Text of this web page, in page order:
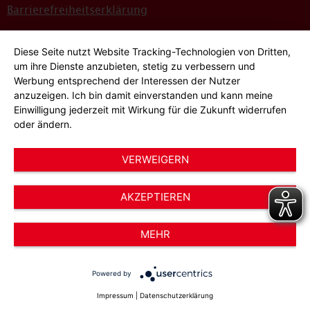
Barrierefreiheitserklärung
Bildnachweise
Hinweisgeber*innensystem
Cookie-Einstellungen
© 2026 AWO Düsseldorf – Arbeiterwohlfahrt e.V.
Diese Seite nutzt Website Tracking-Technologien von Dritten,
um ihre Dienste anzubieten, stetig zu verbessern und
Werbung entsprechend der Interessen der Nutzer
anzuzeigen. Ich bin damit einverstanden und kann meine
Einwilligung jederzeit mit Wirkung für die Zukunft widerrufen
oder ändern.
VERWEIGERN
AKZEPTIEREN
MEHR
Powered by
Impressum Datenschutzerklärung